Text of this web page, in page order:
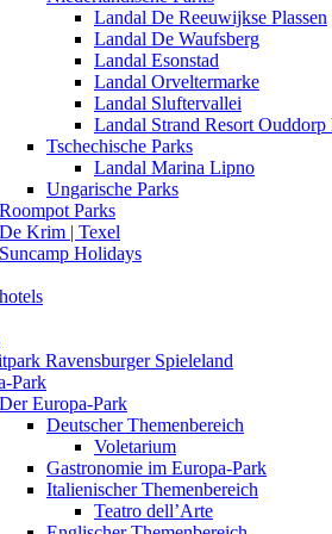
Landal De Reeuwijkse Plassen
Landal De Waufsberg
Landal Esonstad
Landal Orveltermarke
Landal Sluftervallei
Landal Strand Resort
Tschechische Parks
Landal Marina Lipno
Ungarische Parks
Roompot Parks
De Krim | Texel
Suncamp Holidays
Ravensburger Spieleland
Park
Der Europa-Park
Deutscher Themenbereich
Voletarium
Gastronomie im Europa-Park
Italienischer Themenbereich
Teatro dell’Arte